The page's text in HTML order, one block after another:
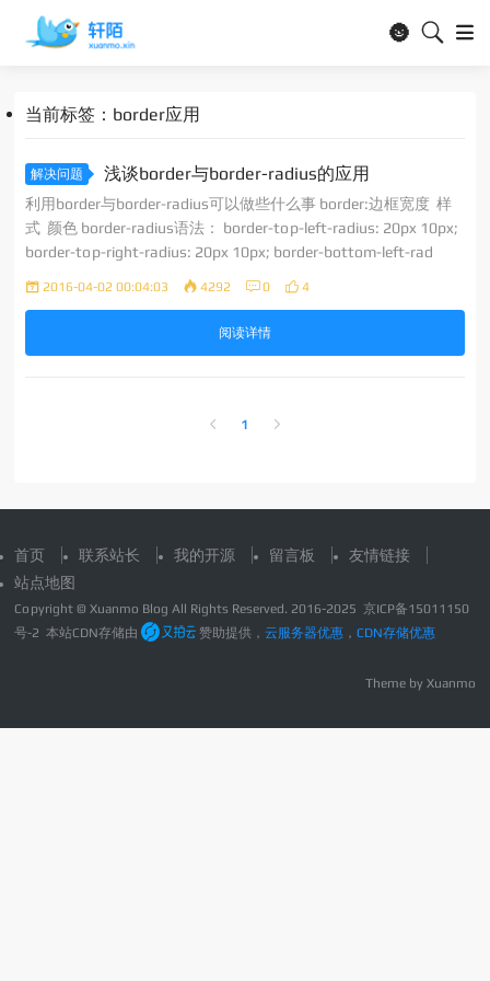
🌚
当前标签：border应用
解决问题 浅谈border与border-radius的应用
利用border与border-radius可以做些什么事 border:边框宽度 样
式 颜色 border-radius语法： border-top-left-radius: 20px 10px;
border-top-right-radius: 20px 10px; border-bottom-left-rad
2016-04-02 00:04:03 4292 0 4
阅读详情
1
首页 联系站长 我的开源 留言板
友情链接
站点地图
Copyright © Xuanmo Blog All Rights Reserved. 2016-2025京ICP备15011150
号-2 本站CDN存储由 赞助提供，云服务器优惠 ，CDN存储优惠
Theme by Xuanmo